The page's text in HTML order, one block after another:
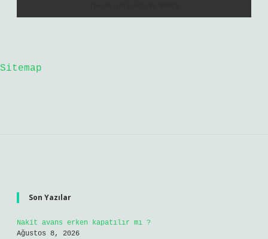
Sitemap
Son Yazılar
Nakit avans erken kapatılır mı ?
Ağustos 8, 2026